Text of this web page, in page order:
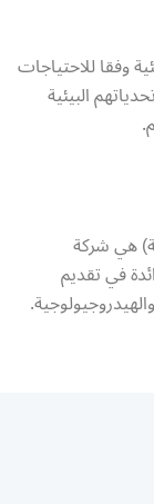
وفقا للاحتياجات
البيئية
هي شركة
في تقديم